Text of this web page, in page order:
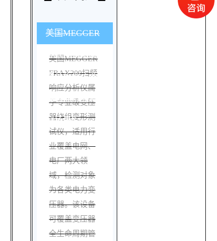
美国MEGGER
FRAX200扫频响
应分析仪主要适
用哪些行业和检
测场景？
美国MEGGER
FRAX200扫频
响应分析仪属
于专业级变压
器绕组变形测
试仪，适用行
业覆盖电网、
电厂两大领
域，检测对象
为各类电力变
压器。该设备
可覆盖变压器
全生命周期管